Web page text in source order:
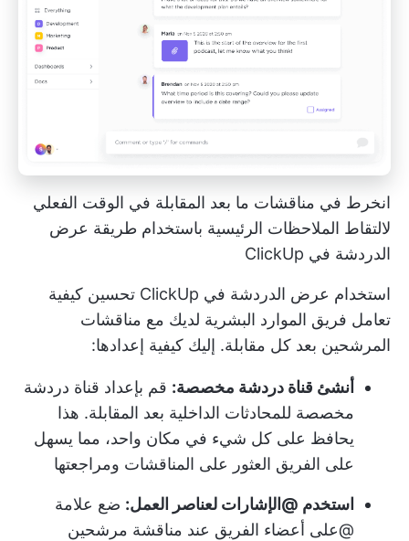
انخرط في مناقشات ما بعد المقابلة في الوقت الفعلي
لالتقاط الملاحظات الرئيسية باستخدام طريقة عرض
الدردشة في ClickUp
استخدام عرض الدردشة في ClickUp
تحسين كيفية
تعامل فريق الموارد البشرية لديك مع مناقشات
المرشحين بعد كل مقابلة. إليك كيفية إعدادها:
أنشئ قناة دردشة مخصصة: قم بإعداد قناة دردشة
مخصصة للمحادثات الداخلية بعد المقابلة. هذا
يحافظ على كل شيء في مكان واحد، مما يسهل
على الفريق العثور على المناقشات ومراجعتها
استخدم @الإشارات لعناصر العمل: ضع علامة
@على أعضاء الفريق عند مناقشة مرشحين